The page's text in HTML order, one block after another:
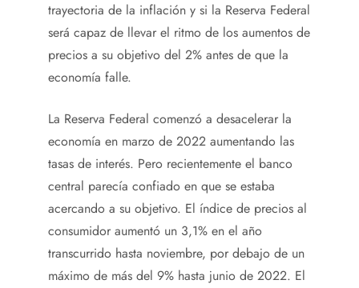
trayectoria de la inflación y si la Reserva Federal
será capaz de llevar el ritmo de los aumentos de
precios a su objetivo del 2% antes de que la
economía falle.
La Reserva Federal comenzó a desacelerar la
economía en marzo de 2022 aumentando las
tasas de interés. Pero recientemente el banco
central parecía confiado en que se estaba
acercando a su objetivo. El índice de precios al
consumidor aumentó un 3,1% en el año
transcurrido hasta noviembre, por debajo de un
máximo de más del 9% hasta junio de 2022. El